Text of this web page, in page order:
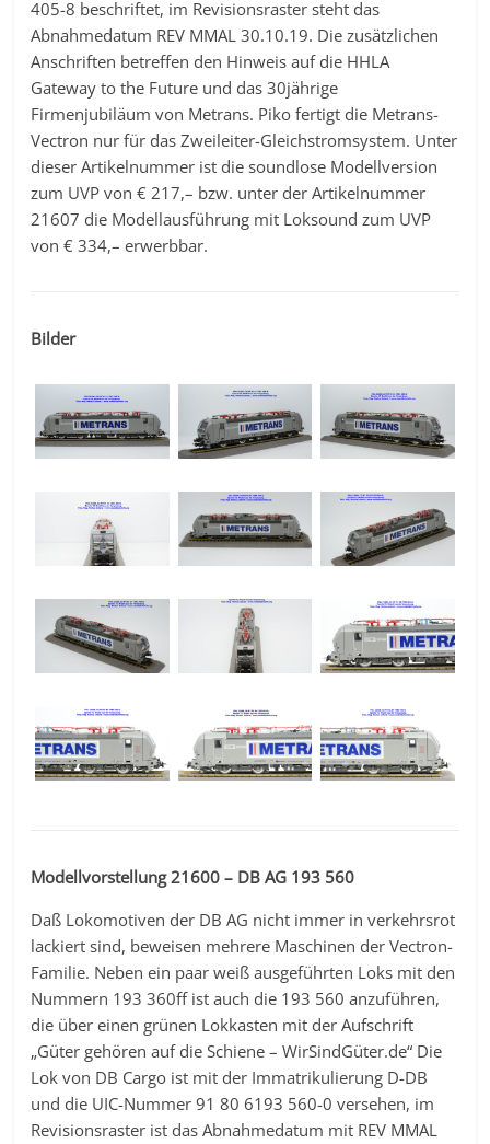
405-8 beschriftet, im Revisionsraster steht das
Abnahmedatum REV MMAL 30.10.19. Die zusätzlichen
Anschriften betreffen den Hinweis auf die HHLA
Gateway to the Future und das 30jährige
Firmenjubiläum von Metrans. Piko fertigt die Metrans-
Vectron nur für das Zweileiter-Gleichstromsystem. Unter
dieser Artikelnummer ist die soundlose Modellversion
zum UVP von € 217,– bzw. unter der Artikelnummer
21607 die Modellausführung mit Loksound zum UVP
von € 334,– erwerbbar.
Bilder
Modellvorstellung 21600 – DB AG 193 560
Daß Lokomotiven der DB AG nicht immer in verkehrsrot
lackiert sind, beweisen mehrere Maschinen der Vectron-
Familie. Neben ein paar weiß ausgeführten Loks mit den
Nummern 193 360ff ist auch die 193 560 anzuführen,
die über einen grünen Lokkasten mit der Aufschrift
„Güter gehören auf die Schiene – WirSindGüter.de“ Die
Lok von DB Cargo ist mit der Immatrikulierung D-DB
und die UIC-Nummer 91 80 6193 560-0 versehen, im
Revisionsraster ist das Abnahmedatum mit REV MMAL